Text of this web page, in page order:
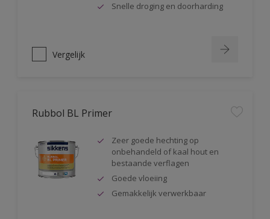
Snelle droging en doorharding
Vergelijk
Rubbol BL Primer
Zeer goede hechting op
onbehandeld of kaal hout en
bestaande verflagen
Goede vloeiing
Gemakkelijk verwerkbaar